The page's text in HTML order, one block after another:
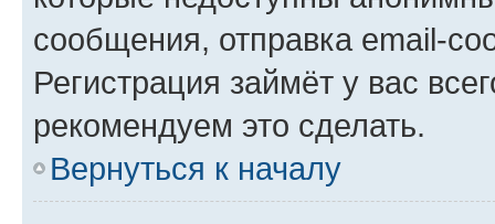
сообщения, отправка email-
Регистрация займёт у вас
рекомендуем это сделать.
Вернуться к началу